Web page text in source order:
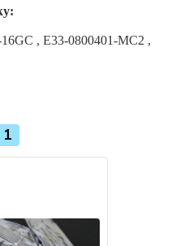
, E33-0800401-MC2 ,
1